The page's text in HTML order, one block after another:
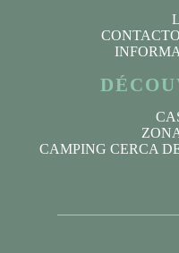
CAMPING CERCA